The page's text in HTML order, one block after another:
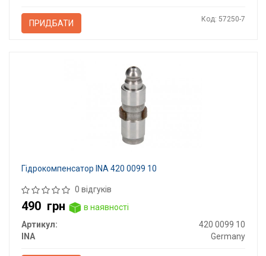
ПРИДБАТИ Код: 57250-7
Гідрокомпенсатор INA 420 0099 10
0 відгуків
490 грн
в наявності
Артикул:
420 0099 10
INA
Germany